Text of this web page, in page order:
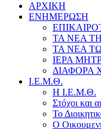
ΑΡΧΙΚΗ
ΕΝΗΜΕΡΩΣΗ
ΤΑ ΝΕΑ
ΤΑ ΝΕΑ
ΙΕΡΑ
ΔΙΑΦΟΡΑ
Ι.Ε.Μ.Θ.
Η Ι.Ε.Μ.Θ.
Στόχοι και
Το
Ο